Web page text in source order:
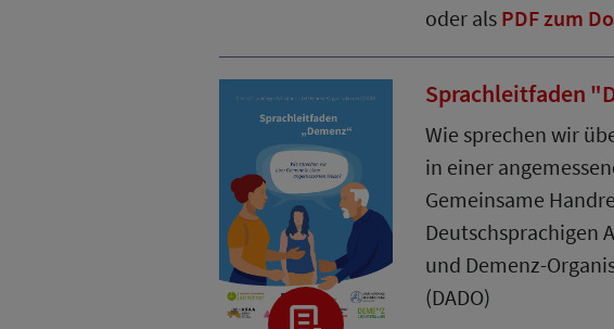
oder als PDF zum
Sprachleitfaden
Wie sprechen wir
in einer
Gemeinsame
Deutschsprachigen
und Demenz-
(DADO)